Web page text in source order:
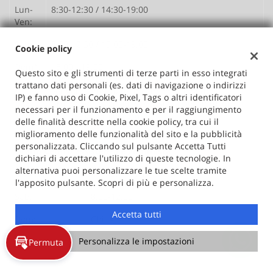
Lun-
Ven:
8:30-12:30 / 14:30-19:00
Sab:
8:30-12:30 / 15:00-19:00
Dom*:
15:00 - 19:00
* le aperture domenicali sono eccezionali,
vengono effettuate in concomitanza delle
promozioni mensili; si consiglia pertanto, di
chiamare per conferma
Orario Centro assistenza e gommista
Lun-Ven:
8:00-12:00 / 14:00-18:30
Chiuso
Cookie policy
Questo sito e gli strumenti di terze parti in esso integrati
trattano dati personali (es. dati di navigazione o indirizzi
IP) e fanno uso di Cookie, Pixel, Tags o altri identificatori
necessari per il funzionamento e per il raggiungimento
delle finalità descritte nella cookie policy, tra cui il
miglioramento delle funzionalità del sito e la pubblicità
personalizzata. Cliccando sul pulsante Accetta Tutti
dichiari di accettare l'utilizzo di queste tecnologie. In
alternativa puoi personalizzare le tue scelte tramite
l'apposito pulsante. Scopri di più e personalizza.
Accetta tutti
Personalizza le impostazioni
Permuta